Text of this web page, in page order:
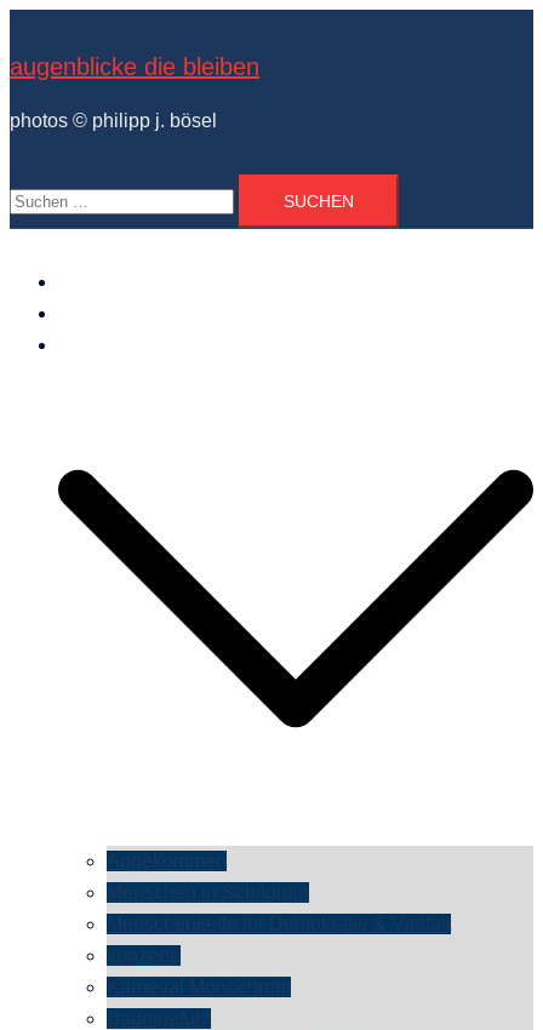
springen
augenblicke die bleiben
photos © philipp j. bösel
Suchen
nach:
Angekommen
Menschen in Schildgen
Menschenkette für Demokratie & Vielfalt
konzerte
Karneval Monochrom
Baumgefühl